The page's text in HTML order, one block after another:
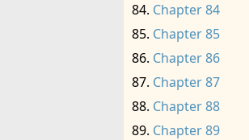
Chapter 84
Chapter 85
Chapter 86
Chapter 87
Chapter 88
Chapter 89